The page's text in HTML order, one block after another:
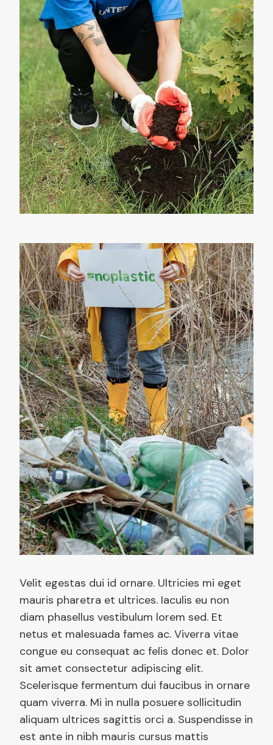
Velit egestas dui id ornare. Ultricies mi eget
mauris pharetra et ultrices. Iaculis eu non
diam phasellus vestibulum lorem sed. Et
netus et malesuada fames ac. Viverra vitae
congue eu consequat ac felis donec et. Dolor
sit amet consectetur adipiscing elit.
Scelerisque fermentum dui faucibus in ornare
quam viverra. Mi in nulla posuere sollicitudin
aliquam ultrices sagittis orci a. Suspendisse in
est ante in nibh mauris cursus mattis